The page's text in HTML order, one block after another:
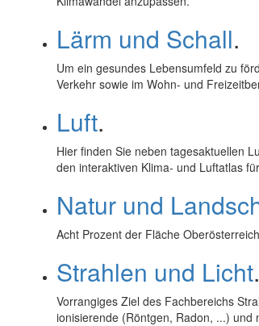
Lärm und Schall.
Um ein gesundes Lebensumfeld zu
Verkehr sowie im Wohn- und
Luft.
Hier finden Sie neben tagesaktuellen
den interaktiven Klima- und Luftatlas
Natur und
Acht Prozent der Fläche
Strahlen und Licht.
Vorrangiges Ziel des Fachbereichs
ionisierende (Röntgen, Radon, ...)